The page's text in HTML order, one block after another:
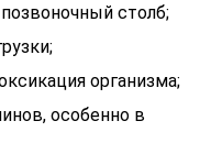
столб;
организма;
особенно в